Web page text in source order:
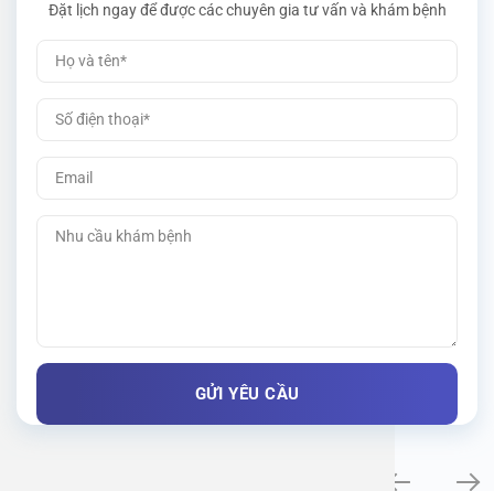
Đặt lịch ngay để được các chuyên gia tư vấn và khám bệnh